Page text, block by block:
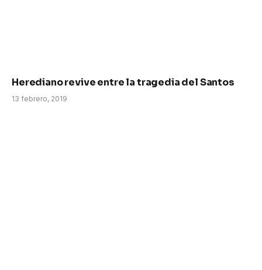
Herediano revive entre la tragedia del Santos
13 febrero, 2019